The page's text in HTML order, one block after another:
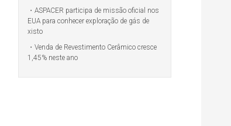
ASPACER participa de missão oficial nos
EUA para conhecer exploração de gás de
xisto
Venda de Revestimento Cerâmico cresce
1,45% neste ano